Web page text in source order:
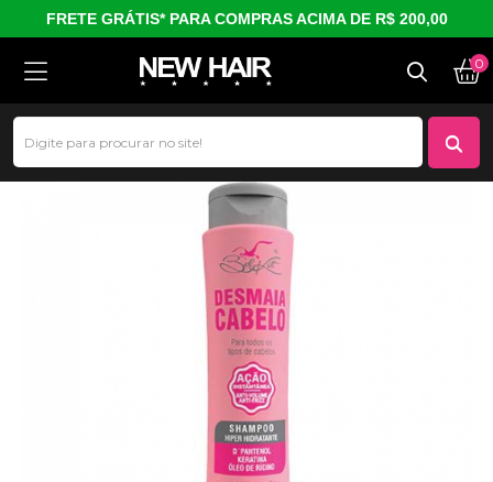
FRETE GRÁTIS* PARA COMPRAS ACIMA DE R$ 200,00
0